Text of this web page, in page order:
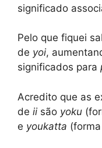
significado
Pelo que fiquei
de yoi,
significados para
Acredito que as
de ii são yoku
e youkatta